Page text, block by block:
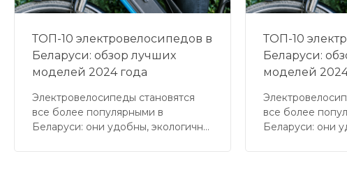
ТОП-10 электровелосипедов в
Беларуси: обзор лучших
моделей 2024 года
Электровелосипеды становятся
все более популярными в
Беларуси: они удобны, экологичны
ТОП-10
Беларуси:
моделей
все более
Беларуси: они